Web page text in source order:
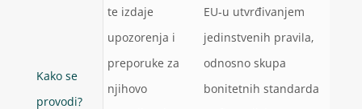
Kako se
provodi?
te izdaje
upozorenja i
preporuke za
njihovo
EU‑u utvrđivanjem
jedinstvenih pravila,
odnosno skupa
bonitetnih standarda